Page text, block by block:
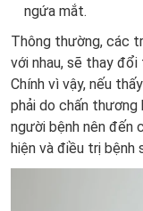
ngứa mắt.
Thông thường, các
với nhau, sẽ thay
Chính vì vậy, nếu
phải do chấn
người bệnh nên đến
hiện và điều trị bệnh